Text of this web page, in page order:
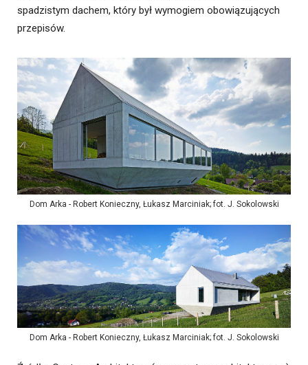
spadzistym dachem, który był wymogiem obowiązujących
przepisów.
Dom Arka - Robert Konieczny, Łukasz Marciniak; fot. J. Sokolowski
Dom Arka - Robert Konieczny, Łukasz Marciniak; fot. J. Sokolowski